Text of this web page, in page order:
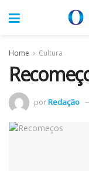
Home Cultura
porRedação